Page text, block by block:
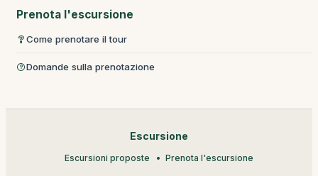
Prenota l'escursione
Come prenotare il tour
Domande sulla prenotazione
Escursione
Escursioni proposte Prenota l'escursione